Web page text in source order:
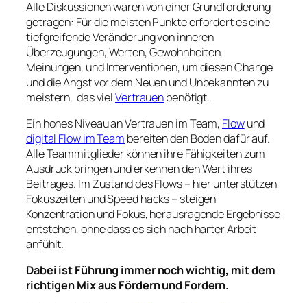
Alle Diskussionen waren von einer Grundforderung
getragen: Für die meisten Punkte erfordert es eine
tiefgreifende Veränderung von inneren
Überzeugungen, Werten, Gewohnheiten,
Meinungen, und Interventionen, um diesen Change
und die Angst vor dem Neuen und Unbekannten zu
meistern, das vielVertrauenbenötigt.
Ein hohes Niveau an Vertrauen im Team, Flowund
digital Flow im Team bereiten den Boden dafür auf.
Alle Teammitglieder können ihre Fähigkeiten zum
Ausdruck bringen und erkennen den Wert ihres
Beitrages. Im Zustand des Flows – hier unterstützen
Fokuszeiten und Speed hacks – steigen
Konzentration und Fokus, herausragende Ergebnisse
entstehen, ohne dass es sich nach harter Arbeit
anfühlt.
Dabei ist Führung immer noch wichtig, mit dem
richtigen Mix aus Fördern und Fordern.